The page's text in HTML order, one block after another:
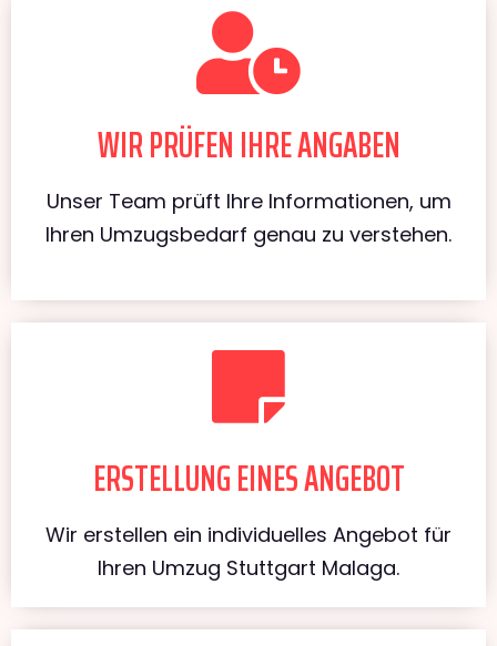
WIR PRÜFEN IHRE ANGABEN
Unser Team prüft Ihre Informationen, um
Ihren Umzugsbedarf genau zu verstehen.
ERSTELLUNG EINES ANGEBOT
Wir erstellen ein individuelles Angebot für
Ihren Umzug Stuttgart Malaga.